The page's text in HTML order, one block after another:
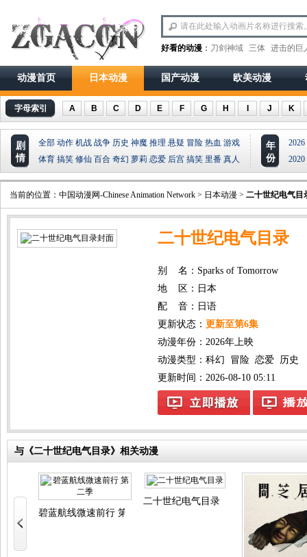
好看的动漫 ： 刀剑神域 三体 进击的巨
动漫首页 日本动漫 国产动漫 欧美动漫
字母索引 A B C D E F G H J K
剧
情
全部 动作 机战 战争 历史 神魔 推理 悬疑 冒险 热血 游戏
体育 搞笑 修仙 百合 奇幻 萝莉 恋爱 后宫 搞笑 里番 真人
年
份
2026
2020
当前的位置： 中国动漫网-Chinese Animation Network > 日本动漫 > 二十世纪电气目
二十世纪电气目录
别 名：Sparks of Tomorrow
地 区：日本
配 音：日语
更新状态： 更新至第6集
动漫年份： 2026年上映
动漫类型： 科幻 冒险 恋爱 历史
更新时间：2026-08-10 05:11
与《二十世纪电气目录》相关动漫
！
碧蓝航线微速前行 第二季
二十世纪电气目录